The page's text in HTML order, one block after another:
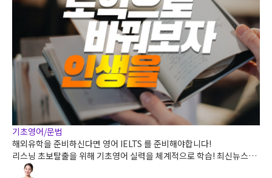
기초영어/문법
해외유학을 준비하신다면 영어 IELTS 를 준비해야합니다!
리스닝 초보탈출을 위해 기초영어 실력을 체계적으로 학습! 최신뉴스정
보도 접하고 영어도 배우고 ! 리스닝의 첫걸음 생생영어로 시작해보세요.